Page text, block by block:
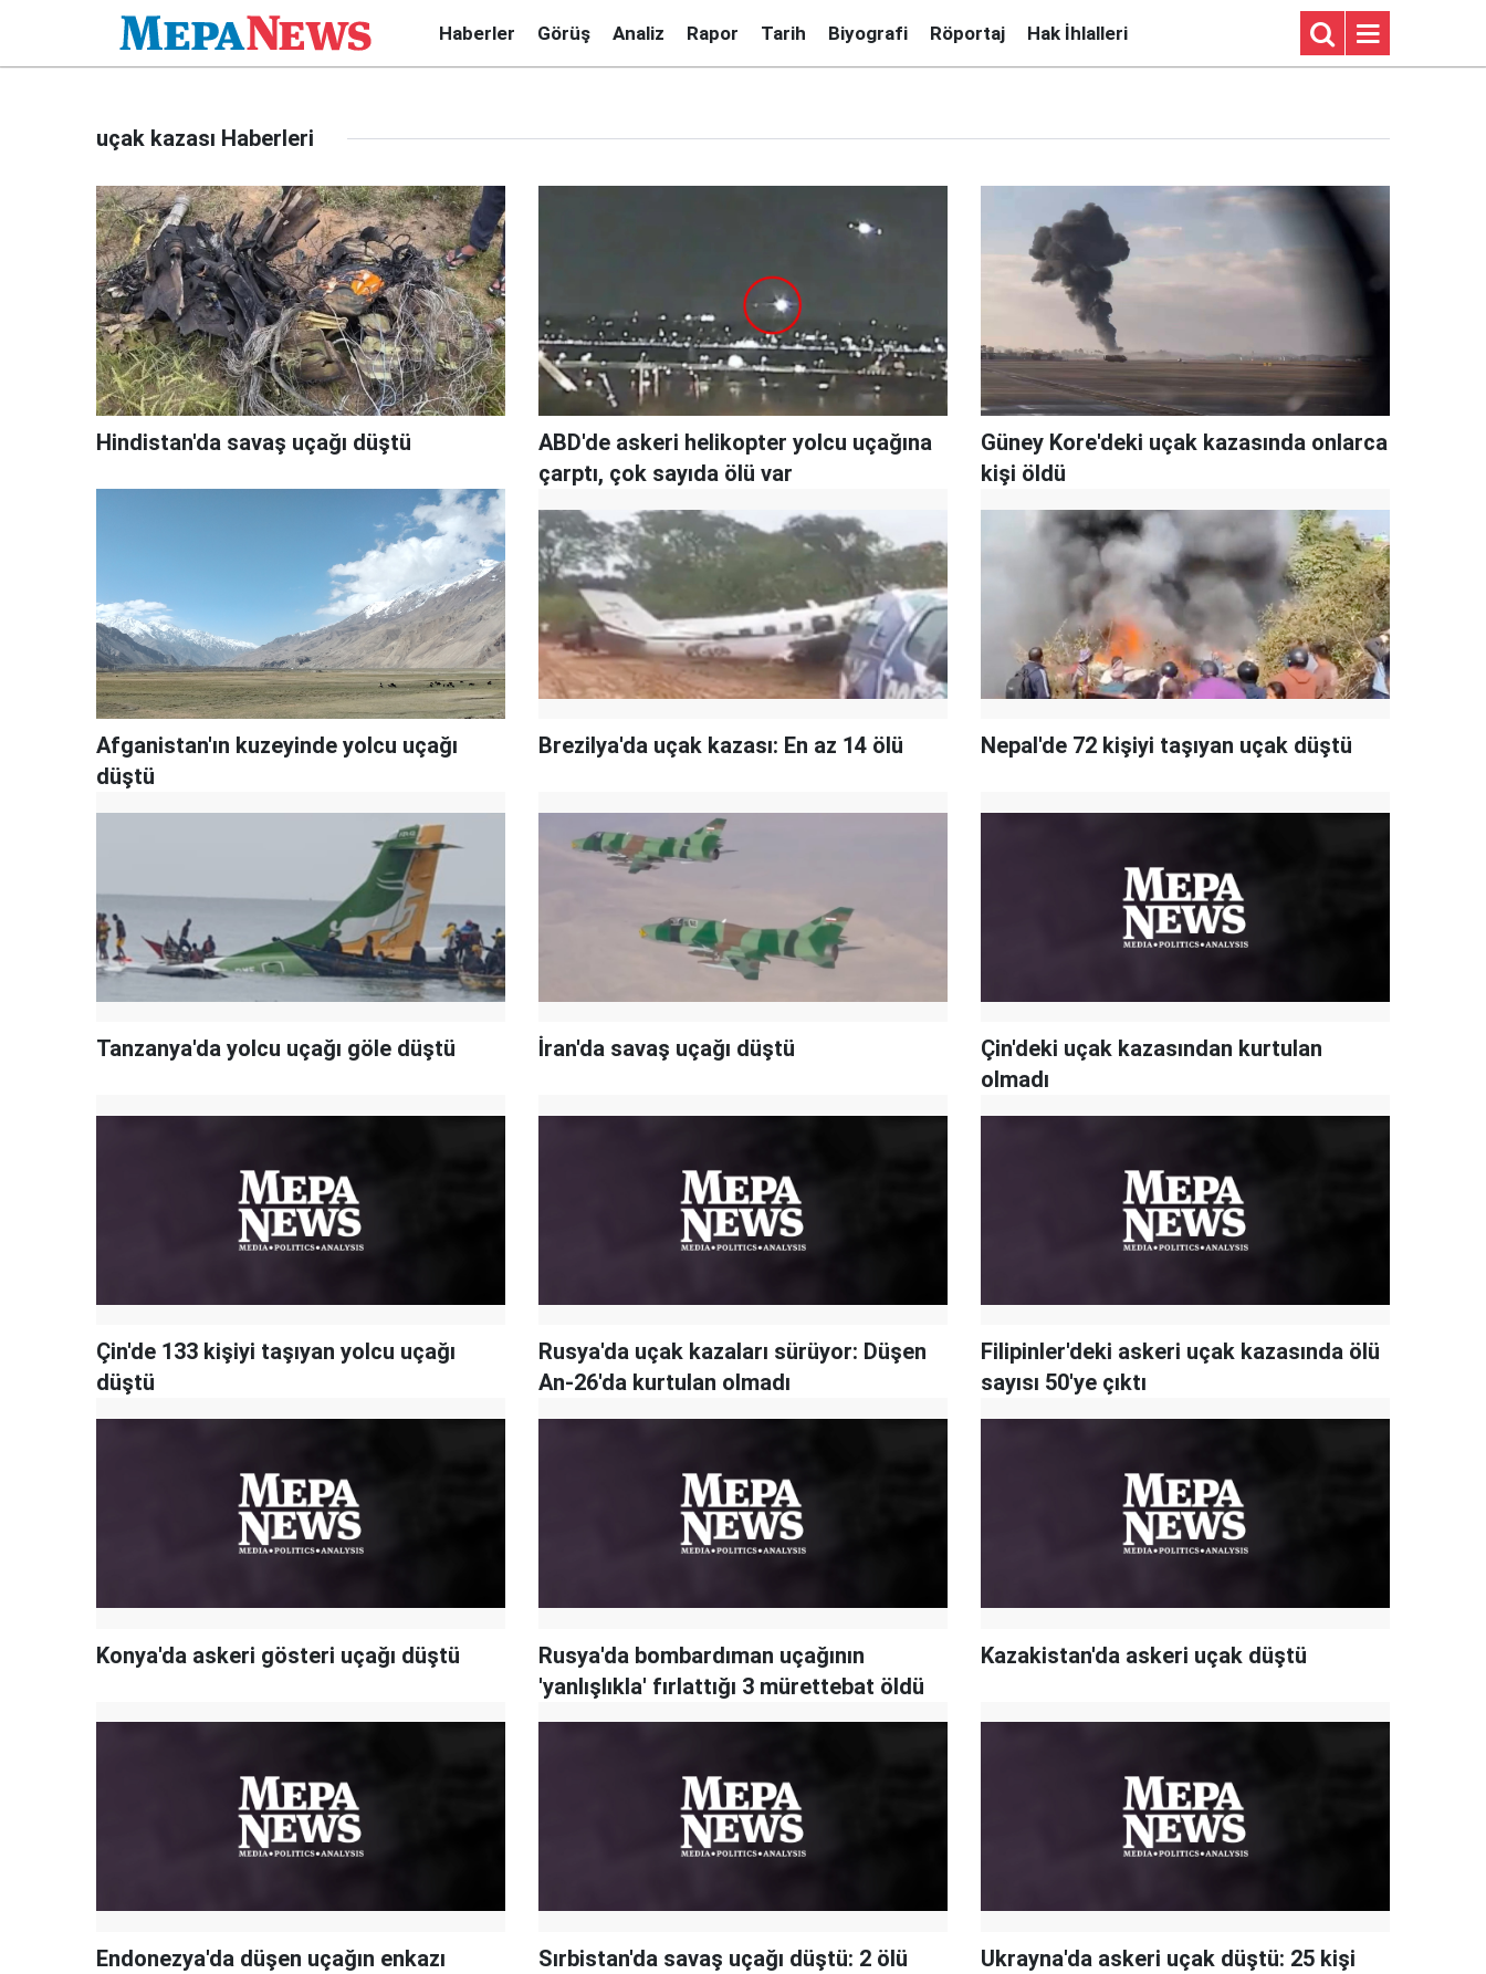
Haberler Görüş Analiz Rapor Tarih Biyografi Röportaj Hak İhlalleri
uçak kazası Haberleri
Hindistan'da savaş uçağı düştü
ABD'de askeri helikopter yolcu uçağına
çarptı, çok sayıda ölü var
Güney Kore'deki uçak kazasında onlarca
kişi öldü
Afganistan'ın kuzeyinde yolcu uçağı
düştü
Brezilya'da uçak kazası: En az 14 ölü Nepal'de 72 kişiyi taşıyan uçak düştü
Tanzanya'da yolcu uçağı göle düştü İran'da savaş uçağı düştü
Çin'deki uçak kazasından kurtulan
olmadı
Çin'de 133 kişiyi taşıyan yolcu uçağı
düştü
Rusya'da uçak kazaları sürüyor: Düşen
An-26'da kurtulan olmadı
Filipinler'deki askeri uçak kazasında ölü
sayısı 50'ye çıktı
Konya'da askeri gösteri uçağı düştü
Rusya'da bombardıman uçağının
'yanlışlıkla' fırlattığı 3 mürettebat öldü
Kazakistan'da askeri uçak düştü
Endonezya'da düşen uçağın enkazı
Sırbistan'da savaş uçağı düştü: 2 ölü
Ukrayna'da askeri uçak düştü: 25 kişi